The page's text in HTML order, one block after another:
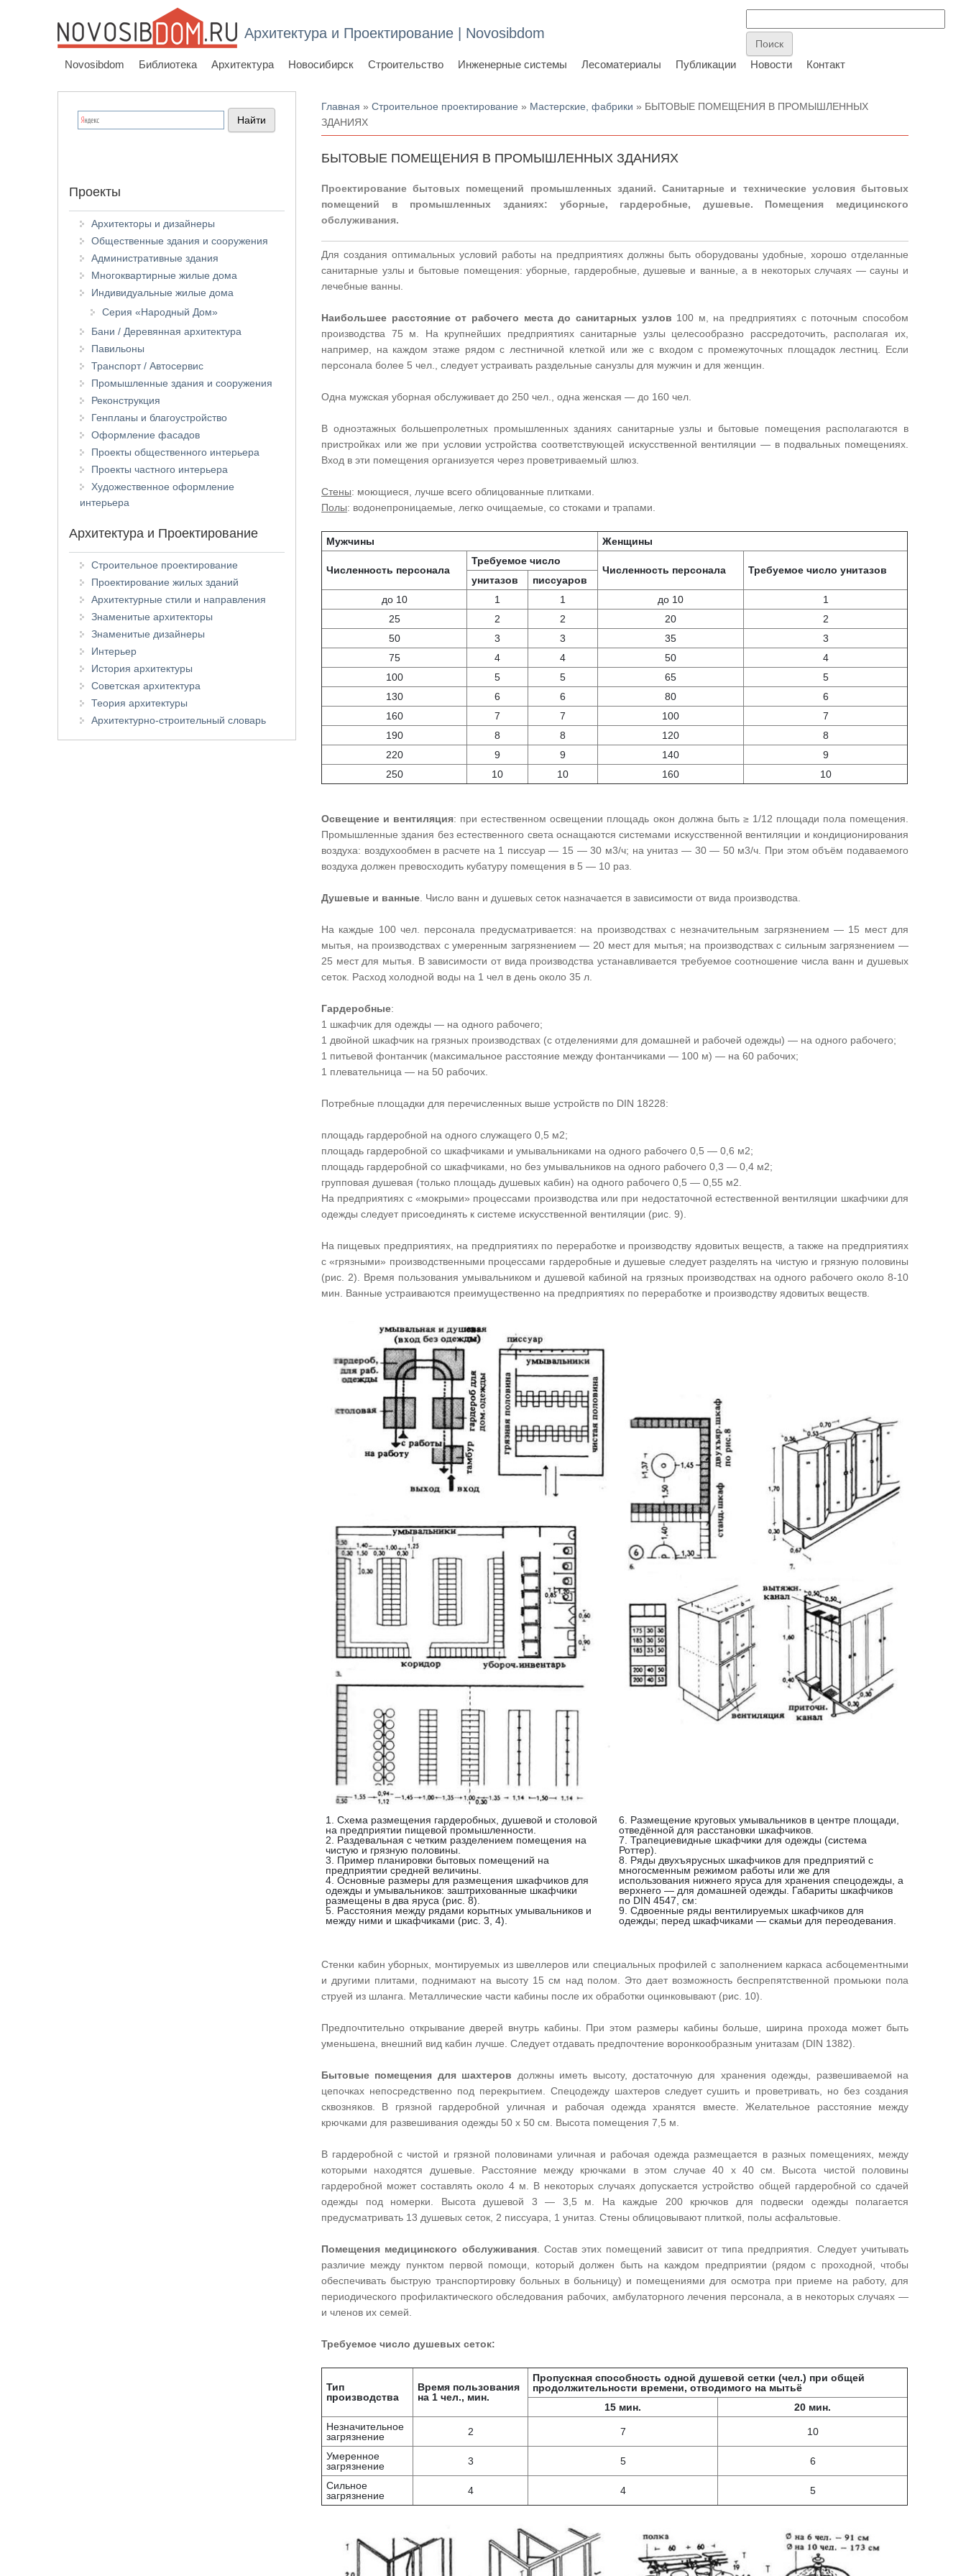
Архитектура и Проектирование | Novosibdom
Novosibdom Библиотека Архитектура Новосибирск Строительство Инженерные системы Лесоматериалы Публикации Новости Контакт
Вы здесь
Главная »Строительное проектирование » Мастерские, фабрики » БЫТОВЫЕ ПОМЕЩЕНИЯ В ПРОМЫШЛЕННЫХ
ЗДАНИЯХ
БЫТОВЫЕ ПОМЕЩЕНИЯ В ПРОМЫШЛЕННЫХ ЗДАНИЯХ
Проектирование бытовых помещений промышленных зданий. Санитарные и технические условия бытовых
помещений в промышленных зданиях: уборные, гардеробные, душевые. Помещения медицинского
обслуживания.
Для создания оптимальных условий работы на предприятиях должны быть оборудованы удобные, хорошо отделанные
санитарные узлы и бытовые помещения: уборные, гардеробные, душевые и ванные, а в некоторых случаях — сауны и
лечебные ванны.
Наибольшее расстояние от рабочего места до санитарных узлов 100 м, на предприятиях с поточным способом
производства 75 м. На крупнейших предприятиях санитарные узлы целесообразно рассредоточить, располагая их,
например, на каждом этаже рядом с лестничной клеткой или же с входом с промежуточных площадок лестниц. Если
персонала более 5 чел., следует устраивать раздельные санузлы для мужчин и для женщин.
Одна мужская уборная обслуживает до 250 чел., одна женская — до 160 чел.
В одноэтажных большепролетных промышленных зданиях санитарные узлы и бытовые помещения располагаются в
пристройках или же при условии устройства соответствующей искусственной вентиляции — в подвальных помещениях.
Вход в эти помещения организуется через проветриваемый шлюз.
Стены: моющиеся, лучше всего облицованные плитками.
Полы: водонепроницаемые, легко очищаемые, со стоками и трапами.
Мужчины Женщины
Численность персонала
Требуемое число
Численность персонала
Требуемое число унитазов
унитазов
писсуаров
до 10
1 1 до 10
1
25
2 2 20
2
50
3 3 35
3
75
4 4 50
4
100
5 5 65
5
130
6 6 80
6
160
7 7 100
7
190
8 8 120
8
220
9 9 140
9
250
10 10 160 10
Освещение и вентиляция: при естественном освещении площадь окон должна быть ≥ 1/12 площади пола помещения.
Промышленные здания без естественного света оснащаются системами искусственной вентиляции и кондиционирования
воздуха: воздухообмен в расчете на 1 писсуар — 15 — 30 м3/ч; на унитаз — 30 — 50 м3/ч. При этом объём подаваемого
воздуха должен превосходить кубатуру помещения в 5 — 10 раз.
Душевые и ванные . Число ванн и душевых сеток назначается в зависимости от вида производства.
На каждые 100 чел. персонала предусматривается: на производствах с незначительным загрязнением — 15 мест для
мытья, на производствах с умеренным загрязнением — 20 мест для мытья; на производствах с сильным загрязнением —
25 мест для мытья. В зависимости от вида производства устанавливается требуемое соотношение числа ванн и душевых
сеток. Расход холодной воды на 1 чел в день около 35 л.
Гардеробные:
1 шкафчик для одежды — на одного рабочего;
1 двойной шкафчик на грязных производствах (с отделениями для домашней и рабочей одежды) — на одного рабочего;
1 питьевой фонтанчик (максимальное расстояние между фонтанчиками — 100 м) — на 60 рабочих;
1 плевательница — на 50 рабочих.
Потребные площадки для перечисленных выше устройств по DIN 18228:
площадь гардеробной на одного служащего 0,5 м2;
площадь гардеробной со шкафчиками и умывальниками на одного рабочего 0,5 — 0,6 м2;
площадь гардеробной со шкафчиками, но без умывальников на одного рабочего 0,3 — 0,4 м2;
групповая душевая (только площадь душевых кабин) на одного рабочего 0,5 — 0,55 м2.
На предприятиях с «мокрыми» процессами производства или при недостаточной естественной вентиляции шкафчики для
одежды следует присоединять к системе искусственной вентиляции (рис. 9).
На пищевых предприятиях, на предприятиях по переработке и производству ядовитых веществ, а также на предприятиях
с «грязными» производственными процессами гардеробные и душевые следует разделять на чистую и грязную половины
(рис. 2). Время пользования умывальником и душевой кабиной на грязных производствах на одного рабочего около 8-10
мин. Ванные устраиваются преимущественно на предприятиях по переработке и производству ядовитых веществ.
1. Схема размещения гардеробных, душевой и столовой
на предприятии пищевой промышленности.
2. Раздевальная с четким разделением помещения на
чистую и грязную половины.
3. Пример планировки бытовых помещений на
предприятии средней величины.
4. Основные размеры для размещения шкафчиков для
одежды и умывальников: заштрихованные шкафчики
размещены в два яруса (рис. 8).
5. Расстояния между рядами корытных умывальников и
между ними и шкафчиками (рис. 3, 4).
6. Размещение круговых умывальников в центре площади,
отведённой для расстановки шкафчиков.
7. Трапециевидные шкафчики для одежды (система
Роттер).
8. Ряды двухъярусных шкафчиков для предприятий с
многосменным режимом работы или же для
использования нижнего яруса для хранения спецодежды, а
верхнего — для домашней одежды. Габариты шкафчиков
по DIN 4547, см:
9. Сдвоенные ряды вентилируемых шкафчиков для
одежды; перед шкафчиками — скамьи для переодевания.
Стенки кабин уборных, монтируемых из швеллеров или специальных профилей с заполнением каркаса асбоцементными
и другими плитами, поднимают на высоту 15 см над полом. Это дает возможность беспрепятственной промьюки пола
струей из шланга. Металлические части кабины после их обработки оцинковывают (рис. 10).
Предпочтительно открывание дверей внутрь кабины. При этом размеры кабины больше, ширина прохода может быть
уменьшена, внешний вид кабин лучше. Следует отдавать предпочтение воронкообразным унитазам (DIN 1382).
Бытовые помещения для шахтеров должны иметь высоту, достаточную для хранения одежды, развешиваемой на
цепочках непосредственно под перекрытием. Спецодежду шахтеров следует сушить и проветривать, но без создания
сквозняков. В грязной гардеробной уличная и рабочая одежда хранятся вместе. Желательное расстояние между
крючками для развешивания одежды 50 х 50 см. Высота помещения 7,5 м.
В гардеробной с чистой и грязной половинами уличная и рабочая одежда размещается в разных помещениях, между
которыми находятся душевые. Расстояние между крючками в этом случае 40 х 40 см. Высота чистой половины
гардеробной может составлять около 4 м. В некоторых случаях допускается устройство общей гардеробной со сдачей
одежды под номерки. Высота душевой 3 — 3,5 м. На каждые 200 крючков для подвески одежды полагается
предусматривать 13 душевых сеток, 2 писсуара, 1 унитаз. Стены облицовывают плиткой, полы асфальтовые.
Помещения медицинского обслуживания. Состав этих помещений зависит от типа предприятия. Следует учитывать
различие между пунктом первой помощи, который должен быть на каждом предприятии (рядом с проходной, чтобы
обеспечивать быструю транспортировку больных в больницу) и помещениями для осмотра при приеме на работу, для
периодического профилактического обследования рабочих, амбулаторного лечения персонала, а в некоторых случаях —
и членов их семей.
Требуемое число душевых сеток:
Тип
производства
Время пользования
на 1 чел., мин.
Пропускная способность одной душевой сетки (чел.) при общей
продолжительности времени, отводимого на мытьё
15 мин.
20 мин.
Незначительное
загрязнение
2 7 10
Умеренное
загрязнение
3 5 6
Сильное
загрязнение
4 4 5
Проекты
Архитекторы и дизайнеры
Общественные здания и сооружения
Административные здания
Многоквартирные жилые дома
Индивидуальные жилые дома
Серия «Народный Дом»
Бани / Деревянная архитектура
Павильоны
Транспорт / Автосервис
Промышленные здания и сооружения
Реконструкция
Генпланы и благоустройство
Оформление фасадов
Проекты общественного интерьера
Проекты частного интерьера
Художественное оформление
интерьера
Архитектура и Проектирование
Строительное проектирование
Проектирование жилых зданий
Архитектурные стили и направления
Знаменитые архитекторы
Знаменитые дизайнеры
Интерьер
История архитектуры
Советская архитектура
Теория архитектуры
Архитектурно-строительный словарь